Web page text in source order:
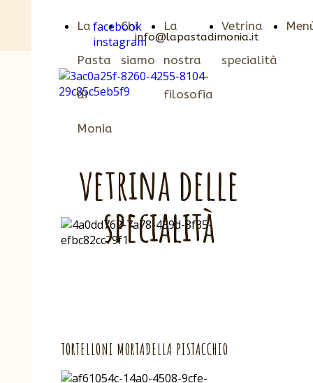
La
Pasta
di
Monia
Chi
siamo
La
nostra
filosofia
Vetrina
specialità
facebook
instagraminfo@lapastadimonia.it
vetrina delle
specialità
TORTELLONI MORTADELLA PISTACCHIO